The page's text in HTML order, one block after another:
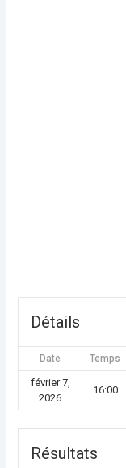
Détails
Date Temps
février 7,
2026
16:00
Résultats